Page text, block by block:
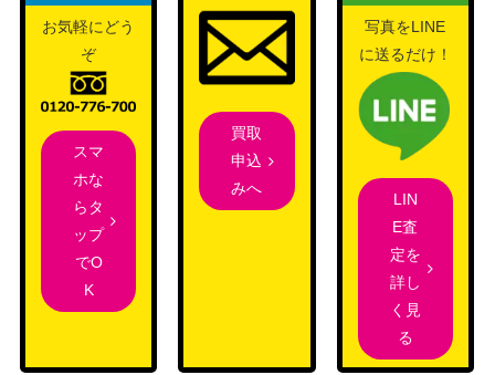
1/066】
（ウルトラムーン）
ヒスイドレディアV（SR）
【S10D 068/067】
ソード&シールド
（タイムゲイザー）
200
ワープエネルギー（UR）
【SM4S 061/050】
（覚醒の勇者）
700
ブースター（キラ）【017/
eシリーズ
（裂けた大地）
ソルガレオ＆ルナアーラG
18,000
（PROMO）
お気軽にどう
ぞ
スマ
ホな
らタ
ップ
でO
K
買取
申込
みへ
写真をLINE
に送るだけ！
LIN
E査
定を
詳し
く見
る